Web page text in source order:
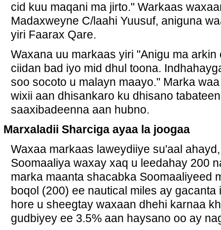
cid kuu maqani ma jirto." Warkaas
Madaxweyne C/laahi Yuusuf, aniguna
yiri Faarax Qare.
Waxana uu markaas yiri "Anigu ma
ciidan bad iyo mid dhul toona.
soo socoto u malayn maayo." Marka
wixii aan dhisankaro ku dhisano
saaxibadeenna aan hubno.
Marxaladii Sharciga ayaa la joogaa
Waxaa markaas laweydiiye su'aal
Soomaaliya waxay xaq u leedahay 200
marka maanta shacabka Soomaaliyeed
boqol (200) ee nautical miles ay
hore u sheegtay waxaan dhehi karnaa
gudbiyey ee 3.5% aan haysano oo ay